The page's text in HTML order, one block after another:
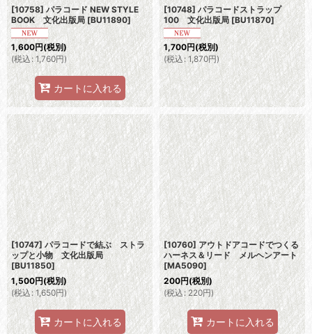
[10758] パラコード NEW STYLE
BOOK 文化出版局 [BU11890]
1,600円(税別)
(税込: 1,760円)
カートに入れる
[10748] パラコードストラップ
100 文化出版局 [BU11870]
1,700円(税別)
(税込: 1,870円)
[10747] パラコードで結ぶ ストラ
ップと小物 文化出版局
[BU11850]
1,500円(税別)
(税込: 1,650円)
カートに入れる
[10760] アウトドアコードでつくる
ハーネス＆リード メルヘンアート
[MA5090]
200円(税別)
(税込: 220円)
カートに入れる